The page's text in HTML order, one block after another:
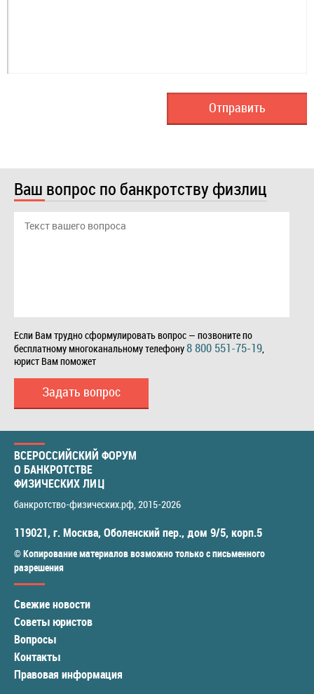
Ваш вопрос по банкротству физлиц
Если Вам трудно сформулировать вопрос — позвоните по
бесплатному многоканальному телефону8 800 551-75-19
юрист Вам поможет
Задать вопрос
ВСЕРОССИЙСКИЙ ФОРУМ
О БАНКРОТСТВЕ
ФИЗИЧЕСКИХ ЛИЦ
банкротство-физических.рф , 2015-2026
119021, г. Москва, Оболенский пер., дом 9/5, корп.5
© Копирование материалов возможно только с письменного
разрешения
Свежие новости
Советы юристов
Вопросы
Контакты
Правовая информация